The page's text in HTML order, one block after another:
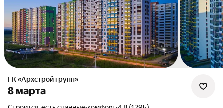
ГК «Архстрой групп»
8 марта